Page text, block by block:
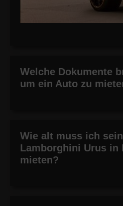
Welche Dokumente
um ein Auto zu
Wie alt muss ich
Lamborghini Urus in
mieten?